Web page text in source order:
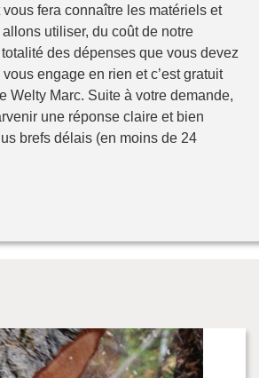
fera connaître les matériels et
utiliser, du coût de notre
des dépenses que vous devez
engage en rien et c’est gratuit
Welty Marc. Suite à votre demande,
une réponse claire et bien
brefs délais (en moins de 24